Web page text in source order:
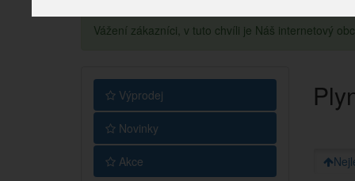
Vážení zákazníci, v tuto chvíli je Náš internetový
Výprodej
Novinky
Akce